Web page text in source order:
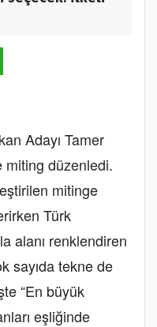
Adayı Tamer
miting düzenledi.
mitinge
Türk
alanı renklendiren
sayıda tekne de
“En büyük
eşliğinde